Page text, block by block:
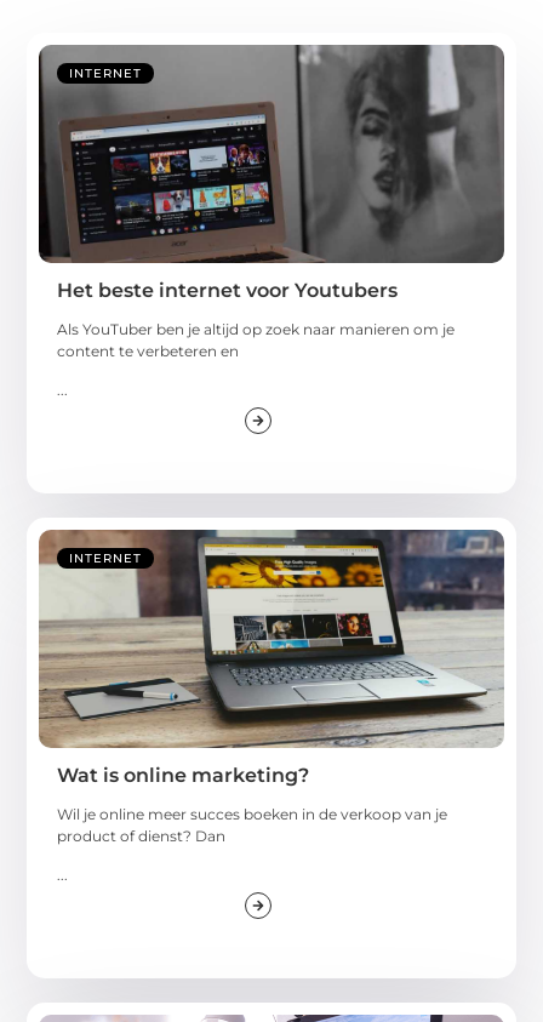
INTERNET
Het beste internet voor Youtubers
Als YouTuber ben je altijd op zoek naar manieren om je
content te verbeteren en
...
INTERNET
Wat is online marketing?
Wil je online meer succes boeken in de verkoop van je
product of dienst? Dan
...